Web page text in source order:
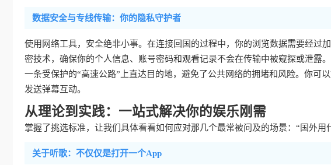
数据安全与专线传输：你的隐私守护者
使用网络工具，安全绝非小事。在连接回国的过程中，你的浏览数据需要经过
密技术，确保你的个人信息、账号密码和观看记录不会在传输中被窥探或泄露
一条受保护的“高速公路”上直达目的地，避免了公共网络的拥堵和风险。你可
发送弹幕互动。
从理论到实践：一站式解决你的娱乐刚需
掌握了挑选标准，让我们具体看看如何应对那几个最常被问及的场景：“国外用
关于听歌：不仅仅是打开一个App